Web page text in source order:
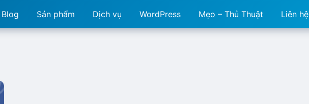
Blog Sản phẩm Dịch vụ WordPress Mẹo – Thủ Thuật Liên hệ